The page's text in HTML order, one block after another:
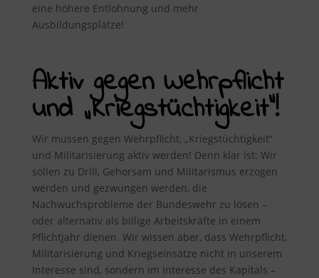
eine höhere Entlohnung und mehr
Ausbildungsplätze!
Aktiv gegen Wehrpflicht
und „Kriegstüchtigkeit“!
Wir müssen gegen Wehrpflicht, „Kriegstüchtigkeit“
und Militarisierung aktiv werden! Denn klar ist: Wir
sollen zu Drill, Gehorsam und Militarismus erzogen
werden und gezwungen werden, die
Nachwuchsprobleme der Bundeswehr zu lösen –
oder alternativ als billige Arbeitskräfte in einem
Pflichtjahr dienen. Wir wissen aber, dass Wehrpflicht,
Militarisierung und Kriegseinsätze nicht in unserem
Interesse sind, sondern im Interesse des Kapitals –